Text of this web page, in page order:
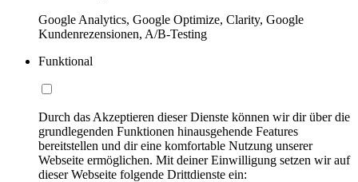
Google Analytics, Google Optimize, Clarity, Google
Kundenrezensionen, A/B-Testing
Funktional
Durch das Akzeptieren dieser Dienste können wir dir über die
grundlegenden Funktionen hinausgehende Features
bereitstellen und dir eine komfortable Nutzung unserer
Webseite ermöglichen. Mit deiner Einwilligung setzen wir auf
dieser Webseite folgende Drittdienste ein: